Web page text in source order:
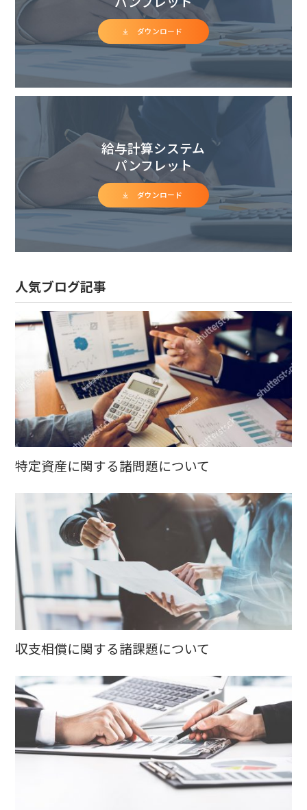
ダウンロード
給与計算システム
パンフレット
ダウンロード
人気ブログ記事
特定資産に関する諸問題について
収支相償に関する諸課題について